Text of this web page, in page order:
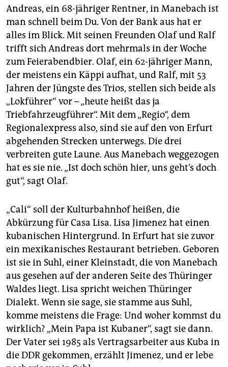
Andreas, ein 68-jähriger Rentner, in Manebach ist
man schnell beim Du. Von der Bank aus hat er
alles im Blick. Mit seinen Freunden Olaf und Ralf
trifft sich Andreas dort mehrmals in der Woche
zum Feierabendbier. Olaf, ein 62-jähriger Mann,
der meistens ein Käppi aufhat, und Ralf, mit 53
Jahren der Jüngste des Trios, stellen sich beide als
„Lokführer“ vor – „heute heißt das ja
Triebfahrzeugführer“. Mit dem „Regio“, dem
Regionalexpress also, sind sie auf den von Erfurt
abgehenden Strecken unterwegs. Die drei
verbreiten gute Laune. Aus Manebach weggezogen
hat es sie nie. „Ist doch schön hier, uns geht’s doch
gut“, sagt Olaf.
„Cali“ soll der Kulturbahnhof heißen, die
Abkürzung für Casa Lisa. Lisa Jimenez hat einen
kubanischen Hintergrund. In Erfurt hat sie zuvor
ein mexikanisches Restaurant betrieben. Geboren
ist sie in Suhl, einer Kleinstadt, die von Manebach
aus gesehen auf der anderen Seite des Thüringer
Waldes liegt. Lisa spricht weichen Thüringer
Dialekt. Wenn sie sage, sie stamme aus Suhl,
komme meistens die Frage: Und woher kommst du
wirklich? „Mein Papa ist Kubaner“, sagt sie dann.
Der Vater sei 1985 als Vertragsarbeiter aus Kuba in
die DDR gekommen, erzählt Jimenez, und er lebe